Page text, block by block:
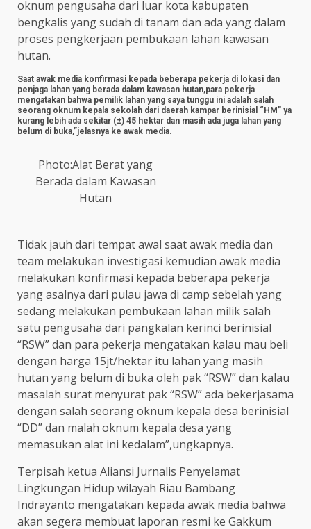
oknum pengusaha dari luar kota kabupaten
bengkalis yang sudah di tanam dan ada yang dalam
proses pengkerjaan pembukaan lahan kawasan
hutan.
Saat awak media konfirmasi kepada beberapa pekerja di lokasi dan
penjaga lahan yang berada dalam kawasan hutan,para pekerja
mengatakan bahwa pemilik lahan yang saya tunggu ini adalah salah
seorang oknum kepala sekolah dari daerah kampar berinisial “HM” ya
kurang lebih ada sekitar (±) 45 hektar dan masih ada juga lahan yang
belum di buka,”jelasnya ke awak media.
Photo:Alat Berat yang
Berada dalam Kawasan
Hutan
Tidak jauh dari tempat awal saat awak media dan
team melakukan investigasi kemudian awak media
melakukan konfirmasi kepada beberapa pekerja
yang asalnya dari pulau jawa di camp sebelah yang
sedang melakukan pembukaan lahan milik salah
satu pengusaha dari pangkalan kerinci berinisial
“RSW” dan para pekerja mengatakan kalau mau beli
dengan harga 15jt/hektar itu lahan yang masih
hutan yang belum di buka oleh pak “RSW” dan kalau
masalah surat menyurat pak “RSW” ada bekerjasama
dengan salah seorang oknum kepala desa berinisial
“DD” dan malah oknum kepala desa yang
memasukan alat ini kedalam”,ungkapnya.
Terpisah ketua Aliansi Jurnalis Penyelamat
Lingkungan Hidup wilayah Riau Bambang
Indrayanto mengatakan kepada awak media bahwa
akan segera membuat laporan resmi ke Gakkum